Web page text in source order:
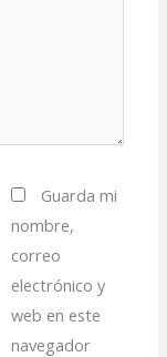
Guarda mi
nombre,
correo
electrónico y
web en este
navegador